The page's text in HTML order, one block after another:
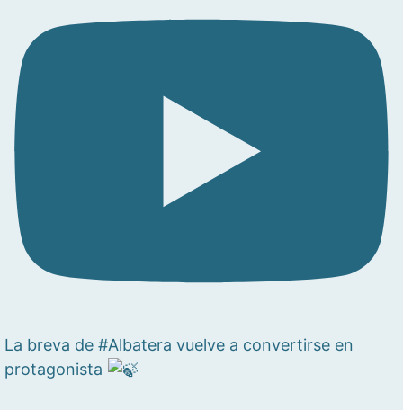
La breva de #Albatera vuelve a convertirse en
protagonista